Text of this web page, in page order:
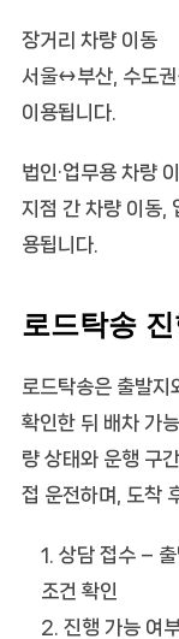
장거리 차량 이동
서울↔부산, 수도권
이용됩니다.
법인·업무용 차량
지점 간 차량 이동,
용됩니다.
로드탁송
로드탁송은 출발지
확인한 뒤 배차 가
량 상태와 운행 구
접 운전하며, 도착
상담 접수– 출
조건 확인
진행 가능 여